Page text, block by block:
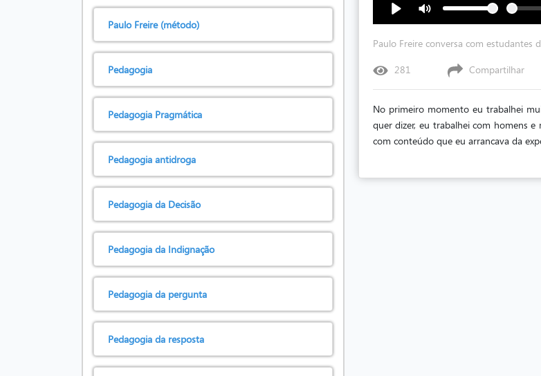
Paulo Freire (método)
Pedagogia
Pedagogia Pragmática
Pedagogia antidroga
Pedagogia da Decisão
Pedagogia da Indignação
Pedagogia da pergunta
Pedagogia da resposta
Paulo Freire conversa com estudantes
281
Compartilhar
No primeiro momento eu trabalhei
quer dizer, eu trabalhei com homens
com conteúdo que eu arrancava da